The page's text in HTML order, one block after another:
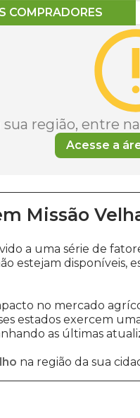
COMPRADORES
região, entre
Acesse a
Missão
a uma série de
estejam disponíveis,
no mercado
estados exercem
as últimas
na região da sua